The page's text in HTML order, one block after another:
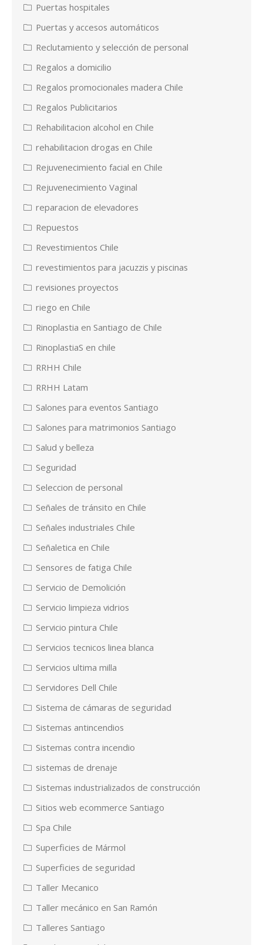
Puertas hospitales
Puertas y accesos automáticos
Reclutamiento y selección de personal
Regalos a domicilio
Regalos promocionales madera Chile
Regalos Publicitarios
Rehabilitacion alcohol en Chile
rehabilitacion drogas en Chile
Rejuvenecimiento facial en Chile
Rejuvenecimiento Vaginal
reparacion de elevadores
Repuestos
Revestimientos Chile
revestimientos para jacuzzis y piscinas
revisiones proyectos
riego en Chile
Rinoplastia en Santiago de Chile
RinoplastiaS en chile
RRHH Chile
RRHH Latam
Salones para eventos Santiago
Salones para matrimonios Santiago
Salud y belleza
Seguridad
Seleccion de personal
Señales de tránsito en Chile
Señales industriales Chile
Señaletica en Chile
Sensores de fatiga Chile
Servicio de Demolición
Servicio limpieza vidrios
Servicio pintura Chile
Servicios tecnicos linea blanca
Servicios ultima milla
Servidores Dell Chile
Sistema de cámaras de seguridad
Sistemas antincendios
Sistemas contra incendio
sistemas de drenaje
Sistemas industrializados de construcción
Sitios web ecommerce Santiago
Spa Chile
Superficies de Mármol
Superficies de seguridad
Taller Mecanico
Taller mecánico en San Ramón
Talleres Santiago